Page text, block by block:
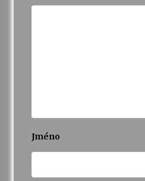
Jméno